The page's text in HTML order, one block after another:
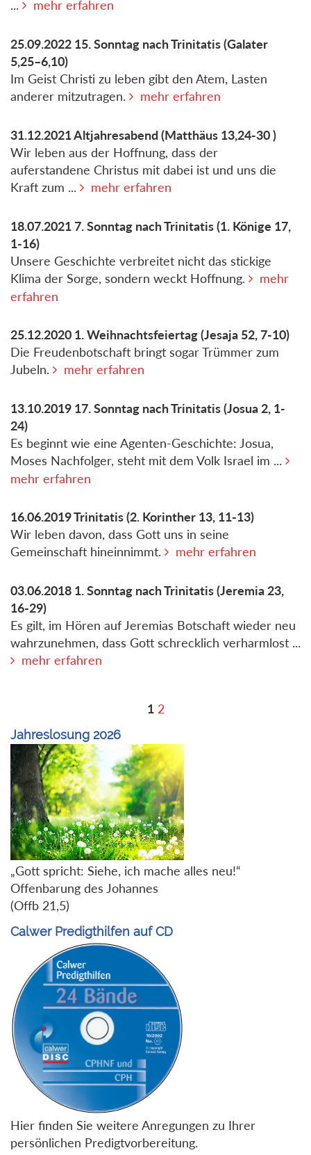
...
mehr erfahren
25.09.2022 15. Sonntag nach Trinitatis(Galater
5,25–6,10)
Im Geist Christi zu leben gibt den Atem, Lasten
anderer mitzutragen.
mehr erfahren
31.12.2021Altjahresabend (Matthäus 13,24-30 )
Wir leben aus der Hoffnung, dass der
auferstandene Christus mit dabei ist und uns die
Kraft zum ...
mehr erfahren
18.07.20217. Sonntag nach Trinitatis(1. Könige 17,
1-16)
Unsere Geschichte verbreitet nicht das stickige
Klima der Sorge, sondern weckt Hoffnung.
mehr
erfahren
25.12.2020 1. Weihnachtsfeiertag(Jesaja 52, 7-10)
Die Freudenbotschaft bringt sogar Trümmer zum
Jubeln.
mehr erfahren
13.10.2019 17. Sonntag nach Trinitatis(Josua 2, 1-
24)
Es beginnt wie eine Agenten-Geschichte: Josua,
Moses Nachfolger, steht mit dem Volk Israel im ...
mehr erfahren
16.06.2019Trinitatis(2. Korinther 13, 11-13)
Wir leben davon, dass Gott uns in seine
Gemeinschaft hineinnimmt.
mehr erfahren
03.06.2018 1. Sonntag nach Trinitatis(Jeremia 23,
16-29)
Es gilt, im Hören auf Jeremias Botschaft wieder neu
wahrzunehmen, dass Gott schrecklich verharmlost ...
mehr erfahren
1 2
Jahreslosung 2026
„Gott spricht: Siehe, ich mache alles neu!“
Offenbarung des Johannes
(Offb 21,5)
Calwer Predigthilfen auf CD
Hier finden Sie weitere Anregungen zu Ihrer
persönlichen Predigtvorbereitung.